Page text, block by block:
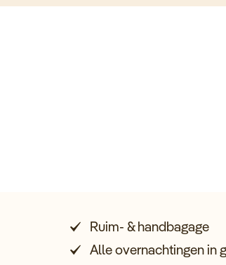
Ruim- & handbagage
Alle overnachtingen in